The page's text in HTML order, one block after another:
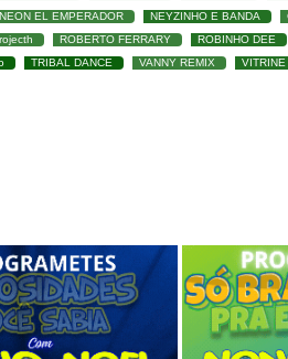
NEON EL EMPERADOR NEYZINHO E BANDA
ROBERTO FERRARY
ROBINHO DEE
TRIBAL DANCE VANNY REMIX VITRINE